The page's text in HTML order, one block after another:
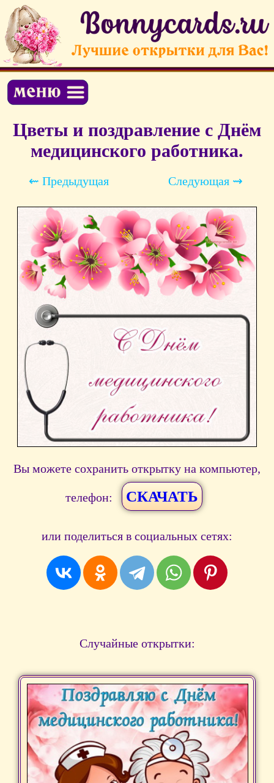
Цветы и поздравление с Днём
медицинского работника.
⇜ Предыдущая Следующая ⇝
Вы можете сохранить открытку на компьютер,
телефон: СКАЧАТЬ
или поделиться в социальных сетях:
Случайные открытки: